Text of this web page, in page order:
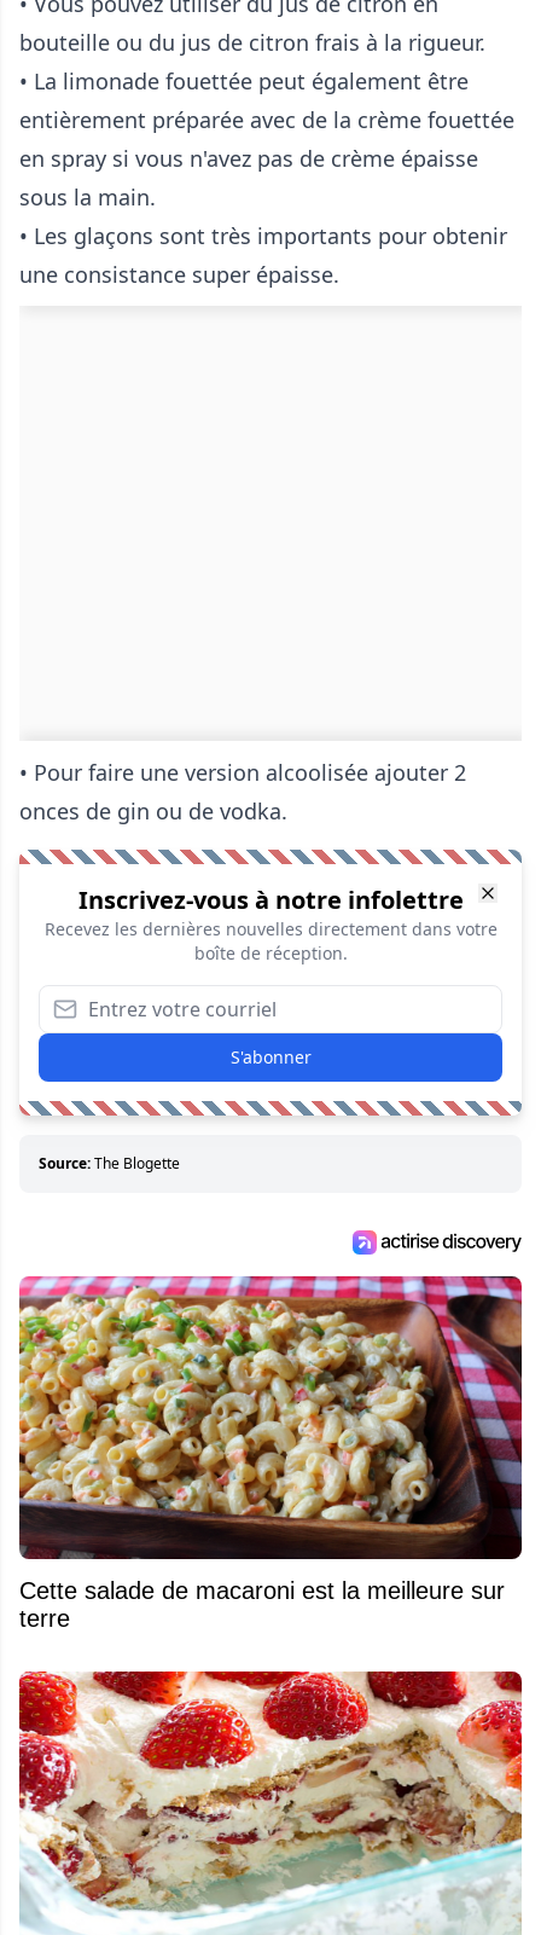
bouteille ou du jus de citron frais à la rigueur.
• La limonade fouettée peut également être
entièrement préparée avec de la crème fouettée
en spray si vous n'avez pas de crème épaisse
sous la main.
• Les glaçons sont très importants pour obtenir
une consistance super épaisse.
• Pour faire une version alcoolisée ajouter 2
onces de gin ou de vodka.
Inscrivez-vous à notre infolettre
Recevez les dernières nouvelles directement dans votre
boîte de réception.
S'abonner
Source:The Blogette
Cette salade de macaroni est la meilleure sur
terre